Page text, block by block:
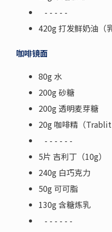
- - - - -
420g 打发鲜奶油（
咖啡镜面
80g 水
200g 砂糖
200g 透明麦芽糖
20g 咖啡精（
- - - - - -
5片 吉利丁（10g）
240g 白巧克力
50g 可可脂
130g 含糖炼乳
- - - - - -